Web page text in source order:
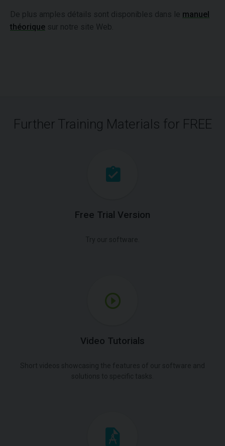
De plus amples détails sont disponibles dans le manuel
théorique sur notre site Web.
Further Training Materials for FREE
Free Trial Version
Video Tutorials